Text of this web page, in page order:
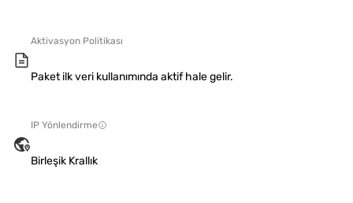
Aktivasyon Politikası
Paket ilk veri kullanımında aktif hale gelir.
IP Yönlendirme
Birleşik Krallık